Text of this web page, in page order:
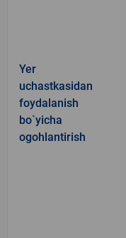
Yer
uchastkasidan
foydalanish
bo`yicha
ogohlantirish